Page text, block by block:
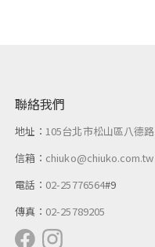
聯絡我們
地址： 105台北市松山區八德
信箱： chiuko@chiuko.com.tw
電話： 02-25776564#9
傳真： 02-25789205